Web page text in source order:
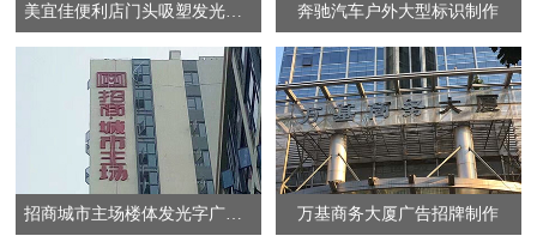
美宜佳便利店门头吸塑发光字招牌设计制作安装 奔驰汽车户外大型标识制作
招商城市主场楼体发光字广告牌制作 万基商务大厦广告招牌制作